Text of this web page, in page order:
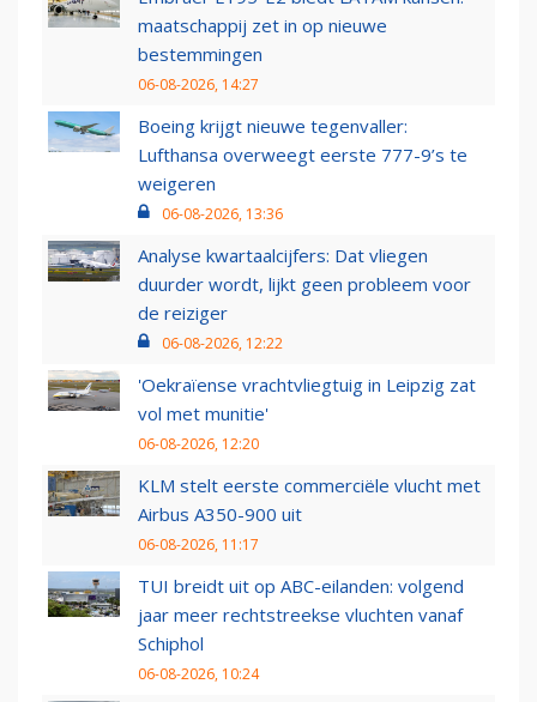
maatschappij zet in op nieuwe
bestemmingen
06-08-2026, 14:27
Boeing krijgt nieuwe tegenvaller:
Lufthansa overweegt eerste 777-9’s te
weigeren
06-08-2026, 13:36
Analyse kwartaalcijfers: Dat vliegen
duurder wordt, lijkt geen probleem voor
de reiziger
06-08-2026, 12:22
'Oekraïense vrachtvliegtuig in Leipzig zat
vol met munitie'
06-08-2026, 12:20
KLM stelt eerste commerciële vlucht met
Airbus A350-900 uit
06-08-2026, 11:17
TUI breidt uit op ABC-eilanden: volgend
jaar meer rechtstreekse vluchten vanaf
Schiphol
06-08-2026, 10:24